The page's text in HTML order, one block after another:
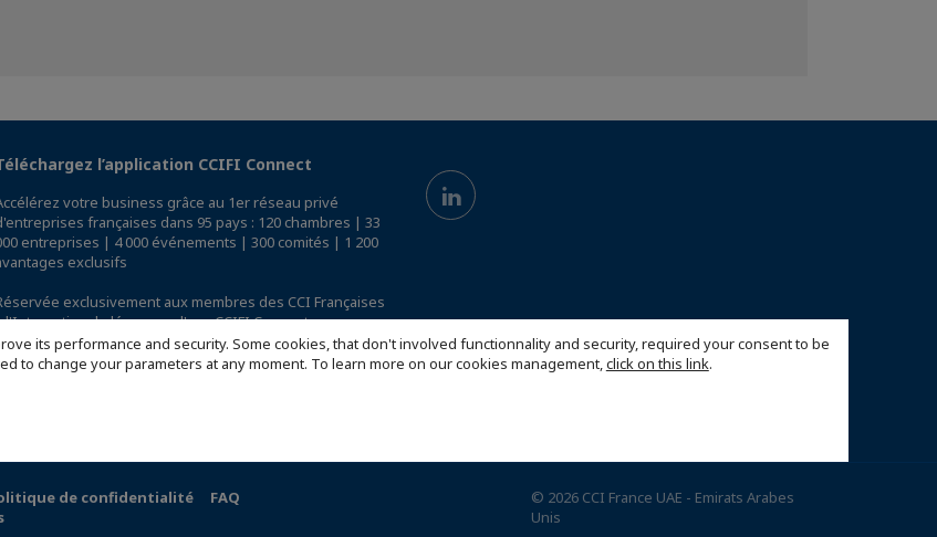
its performance and security. Some cookies, that don't involved functionnality and security, required your consent to be
to change your parameters at any moment. To learn more on our cookies management,click on this link.
l’application CCIFI Connect
votre business grâce au 1er réseau privé
françaises dans 95 pays : 120 chambres | 33
entreprises | 4 000 événements | 300 comités | 1 200
exclusifs
exclusivement aux membres des CCI Françaises
l'International,découvrez l'app CCIFI Connect.
de confidentialité
FAQ
© 2026 CCI France UAE - Emirats Arabes
Unis